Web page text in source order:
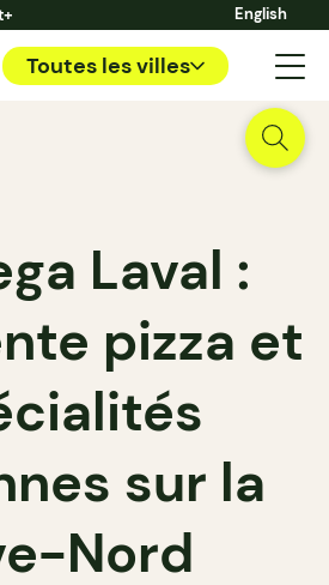
English
Toutes les villes
Laval :
pizza et
sur la
Nord